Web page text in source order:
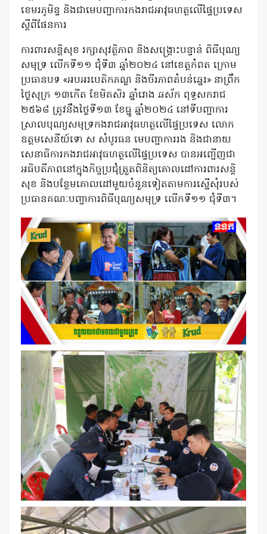
ខេមរភូមិន្ទ និងជាមេបញ្ជាការកងរាជអាវុធហត្ថលើផ្ទៃប្រទេស
ស្តីពីផែនការ
ការពារសន្តិសុខ រក្សាសុវត្ថិភាព និងសង្គ្រោះបន្ទាន់ ពិធីបុណ្យ
សមុទ្រ លើកទី១១ ជុំទី៣ ឆ្នាំ២០២៤ នៅខេត្តកំពត ក្រោម
ប្រធានបទ «អបអរបេតិកភណ្ឌ និងចីរភាពតំបន់ឆ្នេរ» នាព្រឹក
ថ្ងៃសុក្រ ១៣កើត ខែមិគសិរ ឆ្នាំរោង ឆស័ក ពុទ្ធសករាជ
២៥៦៨ ត្រូវនឹងថ្ងៃទី១៣ ខែធ្នូ ឆ្នាំ២០២៤ នៅទីបញ្ជាការ
ស្រាលបុណ្យសមុទ្រកងរាជអាវុធហត្ថលើផ្ទៃប្រទេស លោក
ឧត្តមសេនីយ៍ទោ ស សំបូរធន មេបញ្ជាការរង និងជានាយ
សេនាធិការកងរាជអាវុធហត្ថលើផ្ទៃប្រទេស បានអញ្ជើញជា
អធិបតីភាពនៅក្នុងកិច្ចប្រជុំត្រួតពិនិត្យគោលដៅការពារសន្តិ
សុខ និងបន្ថែមគោលដៅមួយចំនួនទៀតតាមការស្នើសុំរបស់
ប្រធានគណៈបញ្ជាការពិធីបុណ្យសមុទ្រ លើកទី១១ ជុំទី៣។